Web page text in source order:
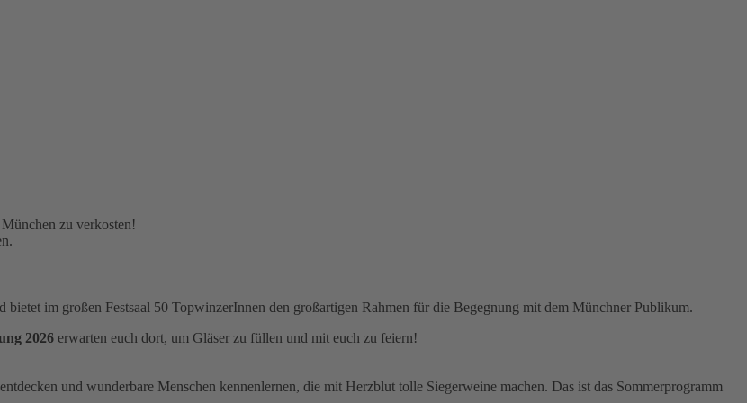
zu verkosten!
im großen Festsaal 50 TopwinzerInnen den großartigen Rahmen für die Begegnung mit dem Münchner Publikum.
2026 erwarten euch dort, um Gläser zu füllen und mit euch zu feiern!
und wunderbare Menschen kennenlernen, die mit Herzblut tolle Siegerweine machen. Das ist das Sommerprogramm